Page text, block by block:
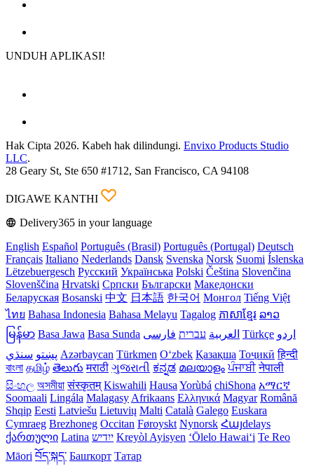
UNDUH APLIKASI!
Hak Cipta 2026. Kabeh hak dilindungi. Envixo Products Studio
LLC.
28 Geary St, Ste 650 #1712, San Francisco, CA 94108
DIGAWE KANTHI
Delivery365 in your language
English Español Português (Brasil) Português (Portugal) Deutsch
Français Italiano Nederlands Dansk Svenska Norsk Suomi Íslenska
Lëtzebuergesch Русский Українська Polski Čeština Slovenčina
Slovenščina Hrvatski Српски Български Македонски
Беларуская Bosanski 中文 日本語 한국어 Монгол Tiếng Việt
ไทย Bahasa Indonesia Bahasa Melayu Tagalog ភាសាខ្មែរ ລາວ
မြန်မာ Basa Jawa Basa Sunda العربية עברית فارسی Türkçe اردو
پښتو سنڌي Azərbaycan Türkmen Oʻzbek Қазақша Тоҷикӣ हिन्दी
বাংলা தமிழ் తెలుగు मराठी ગુજરાતી ಕನ್ನಡ മലയാളം ਪੰਜਾਬੀ नेपाली
සිංහල অসমীয়া संस्कृतम् Kiswahili Hausa Yorùbá chiShona አማርኛ
Soomaali Lingála Malagasy Afrikaans Ελληνικά Magyar Română
Shqip Eesti Latviešu Lietuvių Malti Català Galego Euskara
Cymraeg Brezhoneg Occitan Føroyskt Nynorsk Հայdelays
ქართული Latina ייִדיש Kreyòl Ayisyen ʻŌlelo Hawaiʻi Te Reo
Māori བོད་སྐད་ Башҡорт Татар